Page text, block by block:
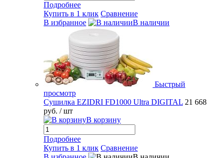
Подробнее
Купить в 1 клик Сравнение
В избранное
В наличии
Быстрый
просмотр
Сушилка EZIDRI FD1000 Ultra DIGITAL 21 668
руб. / шт
В корзину
Подробнее
Купить в 1 клик Сравнение